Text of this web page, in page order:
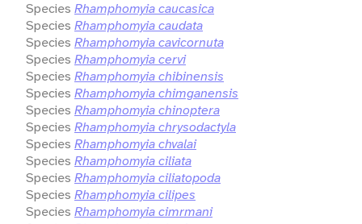
Species Rhamphomyia caucasica
Species Rhamphomyia caudata
Species Rhamphomyia cavicornuta
Species Rhamphomyia cervi
Species Rhamphomyia chibinensis
Species Rhamphomyia chimganensis
Species Rhamphomyia chinoptera
Species Rhamphomyia chrysodactyla
Species Rhamphomyia chvalai
Species Rhamphomyia ciliata
Species Rhamphomyia ciliatopoda
Species Rhamphomyia cilipes
Species Rhamphomyia cimrmani